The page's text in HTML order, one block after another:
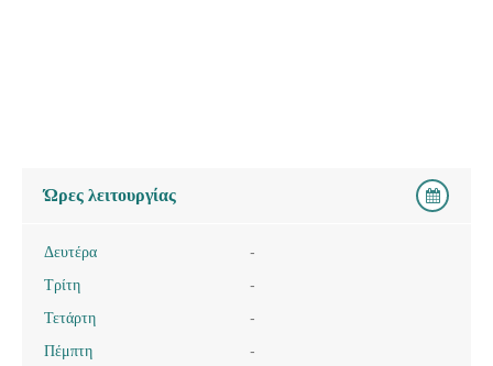
Ώρες λειτουργίας
Δευτέρα
-
Τρίτη
-
Τετάρτη
-
Πέμπτη
-